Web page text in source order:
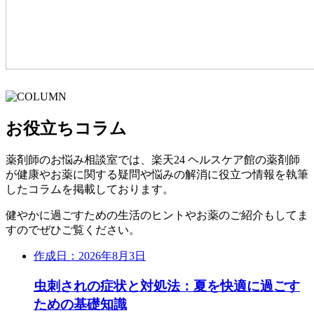
お役立ちコラム
薬剤師のお悩み相談室では、楽天24 ヘルスケア館の薬剤師
が健康やお薬に関する疑問や悩みの解消に役立つ情報を執筆
したコラムを掲載しております。
健やかに過ごすための生活のヒントやお薬のご紹介もしてま
すのでぜひご覧ください。
作成日：2026年8月3日
虫刺されの症状と対処法：夏を快適に過ごす
ための基礎知識